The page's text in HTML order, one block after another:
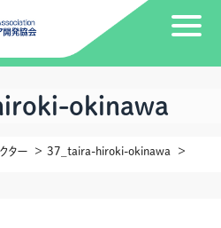
okinawa
ター 37_taira-hiroki-okinawa